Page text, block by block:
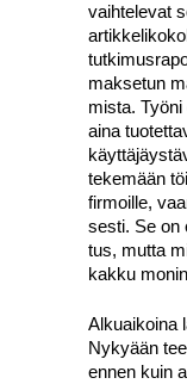
vaih­te­le­vat
mak­se­tun
mis­ta.
aina
teke­mään
fir­moil­le,
ses­ti. Se on
tus, mut­ta
kak­ku
Alkuai­koi­na
Nyky­ään
ennen kuin